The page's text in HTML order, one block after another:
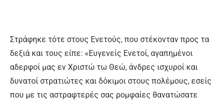
Στράφηκε τότε στους Ενετούς, που στέκονταν προς τα
δεξιά και τους είπε: «Ευγενείς Ενετοί, αγαπημένοι
αδερφοί μας εν Χριστώ τω Θεώ, άνδρες ισχυροί και
δυνατοί στρατιώτες και δόκιμοι στους πολέμους, εσείς
που με τις αστραφτερές σας ρομφαίες θανατώσατε